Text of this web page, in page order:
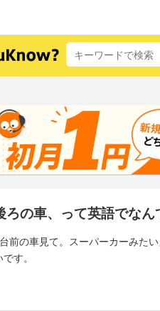
の車、って英語でなん
前の車見て。スーパーカーみた
す。